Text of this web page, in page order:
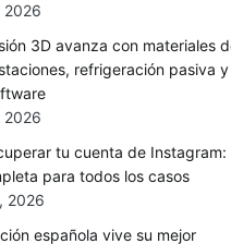
2026
3D avanza con materiales
refrigeración pasiva y
2026
tu cuenta de Instagram:
para todos los casos
2026
española vive su mejor